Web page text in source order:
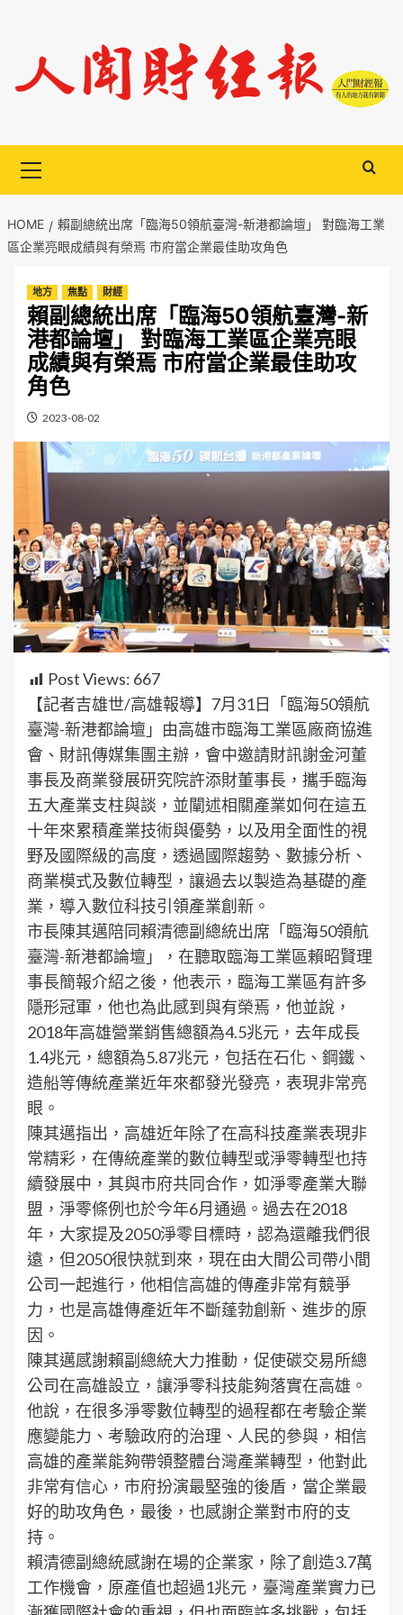
content
Menu
HOME
賴副總統出席「臨海50領航臺灣-新港都論壇」 對臨海工業
區企業亮眼成績與有榮焉 市府當企業最佳助攻角色
地方 焦點 財經
賴副總統出席「臨海50領航臺灣-新
港都論壇」 對臨海工業區企業亮眼
成績與有榮焉 市府當企業最佳助攻
角色
2023-08-02
Post Views: 667
【記者吉雄世/高雄報導】7月31日「臨海50領航
臺灣-新港都論壇」由高雄市臨海工業區廠商協進
會、財訊傳媒集團主辦，會中邀請財訊謝金河董
事長及商業發展研究院許添財董事長，攜手臨海
五大產業支柱與談，並闡述相關產業如何在這五
十年來累積產業技術與優勢，以及用全面性的視
野及國際級的高度，透過國際趨勢、數據分析、
商業模式及數位轉型，讓過去以製造為基礎的產
業，導入數位科技引領產業創新。
市長陳其邁陪同賴清德副總統出席「臨海50領航
臺灣-新港都論壇」，在聽取臨海工業區賴昭賢理
事長簡報介紹之後，他表示，臨海工業區有許多
隱形冠軍，他也為此感到與有榮焉，他並說，
2018年高雄營業銷售總額為4.5兆元，去年成長
1.4兆元，總額為5.87兆元，包括在石化、鋼鐵、
造船等傳統產業近年來都發光發亮，表現非常亮
眼。
陳其邁指出，高雄近年除了在高科技產業表現非
常精彩，在傳統產業的數位轉型或淨零轉型也持
續發展中，其與市府共同合作，如淨零產業大聯
盟，淨零條例也於今年6月通過。過去在2018
年，大家提及2050淨零目標時，認為還離我們很
遠，但2050很快就到來，現在由大間公司帶小間
公司一起進行，他相信高雄的傳產非常有競爭
力，也是高雄傳產近年不斷蓬勃創新、進步的原
因。
陳其邁感謝賴副總統大力推動，促使碳交易所總
公司在高雄設立，讓淨零科技能夠落實在高雄。
他說，在很多淨零數位轉型的過程都在考驗企業
應變能力、考驗政府的治理、人民的參與，相信
高雄的產業能夠帶領整體台灣產業轉型，他對此
非常有信心，市府扮演最堅強的後盾，當企業最
好的助攻角色，最後，也感謝企業對市府的支
持。
賴清德副總統感謝在場的企業家，除了創造3.7萬
工作機會，原產值也超過1兆元，臺灣產業實力已